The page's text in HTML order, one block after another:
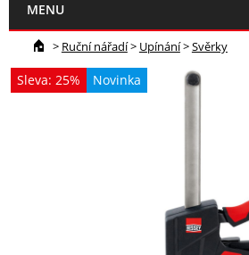
MENU
> Ruční nářadí> Upínání>Svěrky
Sleva: 25% Novinka